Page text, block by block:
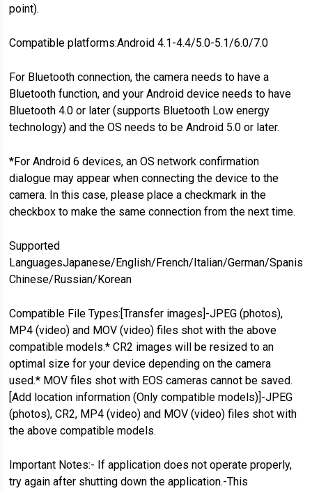
point).
Compatible platforms:Android 4.1-4.4/5.0-5.1/6.0/7.0
For Bluetooth connection, the camera needs to have a
Bluetooth function, and your Android device needs to have
Bluetooth 4.0 or later (supports Bluetooth Low energy
technology) and the OS needs to be Android 5.0 or later.
*For Android 6 devices, an OS network confirmation
dialogue may appear when connecting the device to the
camera. In this case, please place a checkmark in the
checkbox to make the same connection from the next time.
Supported
LanguagesJapanese/English/French/Italian/German/
Chinese/Russian/Korean
Compatible File Types:[Transfer images]-JPEG (photos),
MP4 (video) and MOV (video) files shot with the above
compatible models.* CR2 images will be resized to an
optimal size for your device depending on the camera
used.* MOV files shot with EOS cameras cannot be saved.
[Add location information (Only compatible models)]-JPEG
(photos), CR2, MP4 (video) and MOV (video) files shot with
the above compatible models.
Important Notes:- If application does not operate properly,
try again after shutting down the application.-This